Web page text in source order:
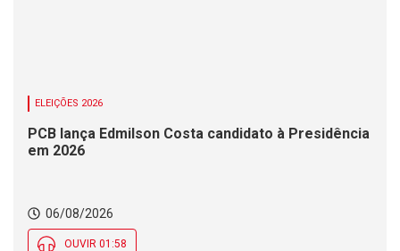
ELEIÇÕES 2026
PCB lança Edmilson Costa candidato à Presidência
em 2026
06/08/2026
OUVIR 01:58